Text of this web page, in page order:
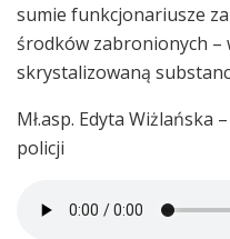
sumie funkcjonariusze
środków zabronionych –
skrystalizowaną
Mł.asp. Edyta
policji